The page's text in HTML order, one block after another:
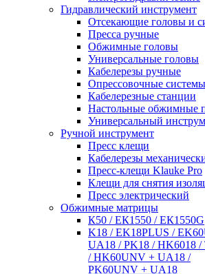
Гидравлический инструмент
Отсекающие головы и
Пресса ручные
Обжимные головы
Универсальные головы
Кабелерезы ручные
Опрессовочные системы
Кабелерезные станции
Настольные обжимные
Универсальный
Ручной инструмент
Пресс клещи
Кабелерезы
Пресс-клещи Klauke Pro
Клещи для снятия
Пресс электрический
Обжимные матрицы
К50 / ЕК1550 / ЕК1550G
K18 / EK18PLUS /
UA18 / PK18 / HK6018
/ HK60UNV + UA18 /
PK60UNV + UA18